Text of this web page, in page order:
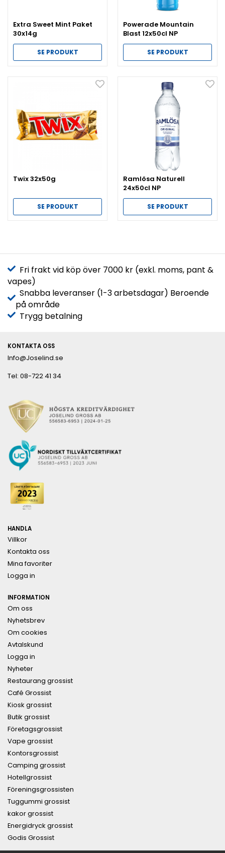
Extra Sweet Mint Paket
30x14g
SE PRODUKT
Powerade Mountain
Blast 12x50cl NP
SE PRODUKT
Twix 32x50g
SE PRODUKT
Ramlösa Naturell
24x50cl NP
SE PRODUKT
Fri frakt vid köp över 7000 kr (exkl. moms, pant &
vapes)
Snabba leveranser (1-3 arbetsdagar) Beroende
på område
Trygg betalning
KONTAKTA OSS
Info@Joselind.se
Tel: 08-722 41 34
HANDLA
Villkor
Kontakta oss
Mina favoriter
Logga in
INFORMATION
Om oss
Nyhetsbrev
Om cookies
Avtalskund
Logga in
Nyheter
Restaurang grossist
Café Grossist
Kiosk grossist
Butik grossist
Företagsgrossist
Vape grossist
Kontorsgrossist
Camping grossist
Hotellgrossist
Föreningsgrossisten
Tuggummi grossist
kakor grossist
Energidryck grossist
Godis Grossist